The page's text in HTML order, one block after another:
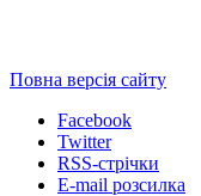
Повна версія сайту
Facebook
Twitter
RSS-стрічки
E-mail розсилка